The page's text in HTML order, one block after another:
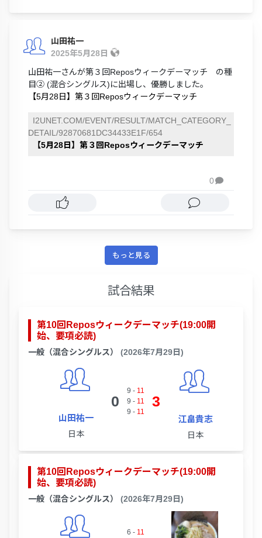
山田祐一
2025年5月28日
山田祐一さんが第３回Reposウィークデーマッチ の種
目② (混合シングルス)に出場し、優勝しました。
【5月28日】第３回Reposウィークデーマッチ
I2UNET.COM/EVENT/RESULT/MATCH_CATEGORY_
DETAIL/92870681DC34433E1F/654
【5月28日】第３回Reposウィークデーマッチ
0
もっと見る
試合結果
第10回Reposウィークデーマッチ(19:00開
始、要項必読)
一般（混合シングルス） (2026年7月29日)
山田祐一
日本
0
9 - 11
9 - 11
9 - 11
3
江畠貴志
日本
第10回Reposウィークデーマッチ(19:00開
始、要項必読)
一般（混合シングルス） (2026年7月29日)
6 - 11